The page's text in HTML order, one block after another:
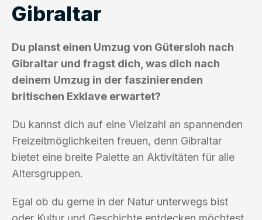
Gibraltar
Du planst einen Umzug von Gütersloh nach
Gibraltar und fragst dich, was dich nach
deinem Umzug in der faszinierenden
britischen Exklave erwartet?
Du kannst dich auf eine Vielzahl an spannenden
Freizeitmöglichkeiten freuen, denn Gibraltar
bietet eine breite Palette an Aktivitäten für alle
Altersgruppen.
Egal ob du gerne in der Natur unterwegs bist